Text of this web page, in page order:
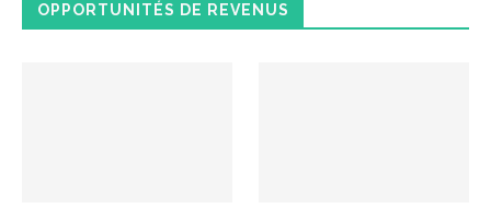
OPPORTUNITÉS DE REVENUS